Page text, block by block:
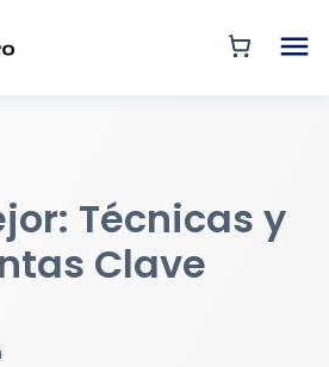
Técnicas y
Clave